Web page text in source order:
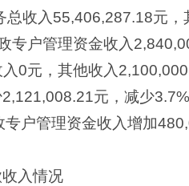
总收入55,406,287.18元
专户管理资金收入
0元，其他收入
元，减少
户管理资金收入增加
收入情况